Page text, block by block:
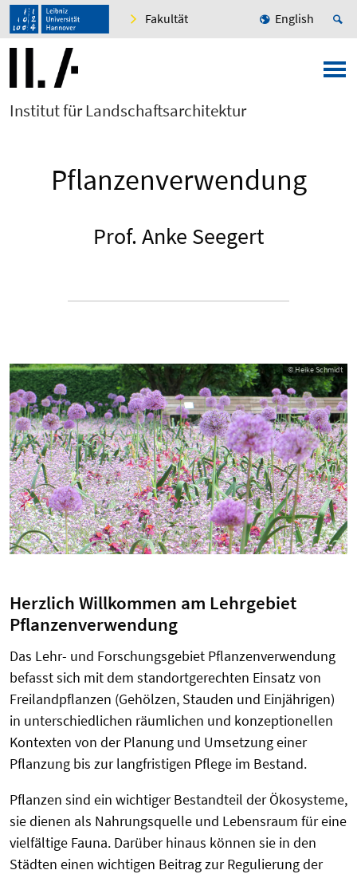
Fakultät English
Institut für Landschaftsarchitektur
Pflanzenverwendung
Prof. Anke Seegert
© Heike Schmidt
Herzlich Willkommen am Lehrgebiet
Pflanzenverwendung
Das Lehr- und Forschungsgebiet Pflanzenverwendung
befasst sich mit dem standortgerechten Einsatz von
Freilandpflanzen (Gehölzen, Stauden und Einjährigen)
in unterschiedlichen räumlichen und konzeptionellen
Kontexten von der Planung und Umsetzung einer
Pflanzung bis zur langfristigen Pflege im Bestand.
Pflanzen sind ein wichtiger Bestandteil der Ökosysteme,
sie dienen als Nahrungsquelle und Lebensraum für eine
vielfältige Fauna. Darüber hinaus können sie in den
Städten einen wichtigen Beitrag zur Regulierung der